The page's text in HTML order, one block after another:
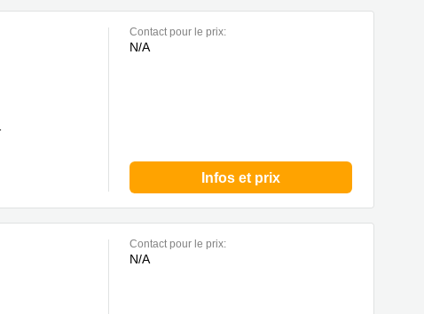
Contact pour le prix:
N/A
Infos et prix
Contact pour le prix:
N/A